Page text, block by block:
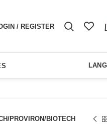
/ REGISTER
PROVIRON/BIOTECH